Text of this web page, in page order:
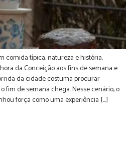
comida típica, natureza e história.
da Conceição aos fins de semana e
da cidade costuma procurar
fim de semana chega. Nesse cenário, o
força como uma experiência […]